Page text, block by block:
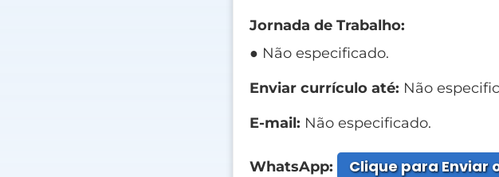
Jornada de Trabalho:
● Não especificado.
Enviar currículo até: Não
E-mail: Não especificado.
WhatsApp: Clique para Enviar